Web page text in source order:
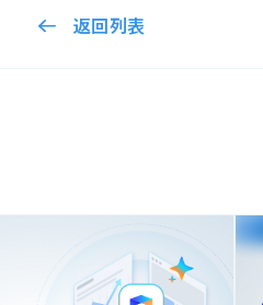
返回列表